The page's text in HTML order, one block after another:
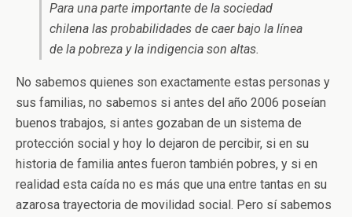
Para una parte importante de la sociedad
chilena las probabilidades de caer bajo la línea
de la pobreza y la indigencia son altas.
No sabemos quienes son exactamente estas personas y
sus familias, no sabemos si antes del año 2006 poseían
buenos trabajos, si antes gozaban de un sistema de
protección social y hoy lo dejaron de percibir, si en su
historia de familia antes fueron también pobres, y si en
realidad esta caída no es más que una entre tantas en su
azarosa trayectoria de movilidad social. Pero sí sabemos